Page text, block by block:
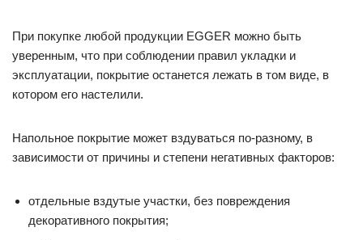
При покупке любой продукции EGGER можно быть
уверенным, что при соблюдении правил укладки и
эксплуатации, покрытие останется лежать в том виде, в
котором его настелили.
Напольное покрытие может вздуваться по-разному, в
зависимости от причины и степени негативных факторов:
отдельные вздутые участки, без повреждения
декоративного покрытия;